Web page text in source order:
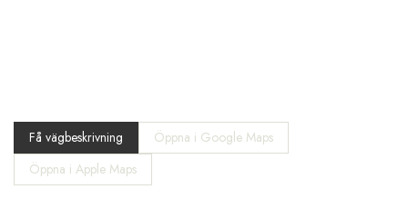
Få vägbeskrivning
Öppna i Google Maps
Öppna i Apple Maps